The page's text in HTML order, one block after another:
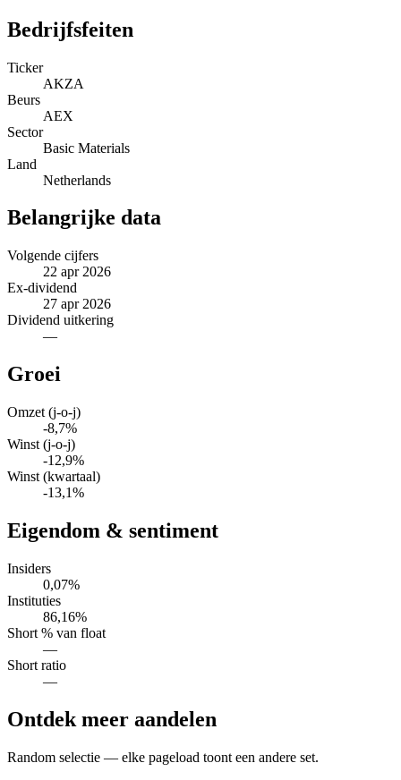
Bedrijfsfeiten
Ticker
AKZA
Beurs
AEX
Sector
Basic Materials
Land
Netherlands
Belangrijke data
Volgende cijfers
22 apr 2026
Ex-dividend
27 apr 2026
Dividend uitkering
—
Groei
Omzet (j-o-j)
-8,7%
Winst (j-o-j)
-12,9%
Winst (kwartaal)
-13,1%
Eigendom & sentiment
Insiders
0,07%
Instituties
86,16%
Short % van float
—
Short ratio
—
Ontdek meer aandelen
Random selectie — elke pageload toont een andere set.